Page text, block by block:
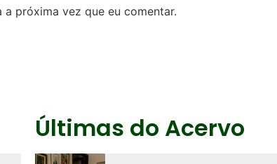
próxima vez que eu comentar.
Últimas do Acervo